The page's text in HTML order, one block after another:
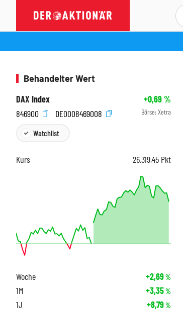
Behandelter Wert
DAX Index
+0,69%
846900
DE0008469008 Börse: Xetra
Watchlist
Kurs 26.319,45 Pkt
Woche +2,69%
1M +3,35%
1J +8,79%